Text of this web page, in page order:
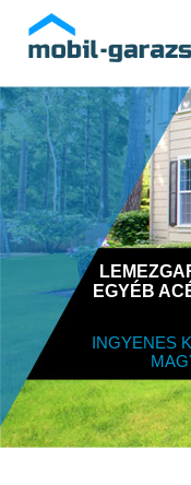
EGYÉB
INGYENES